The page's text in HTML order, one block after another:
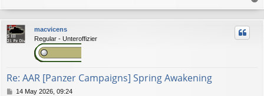
e
r
r
macvicens
Regular - Unteroffizier
Re: AAR [Panzer Campaigns] Spring Awakening
M14 May 2026, 09:24